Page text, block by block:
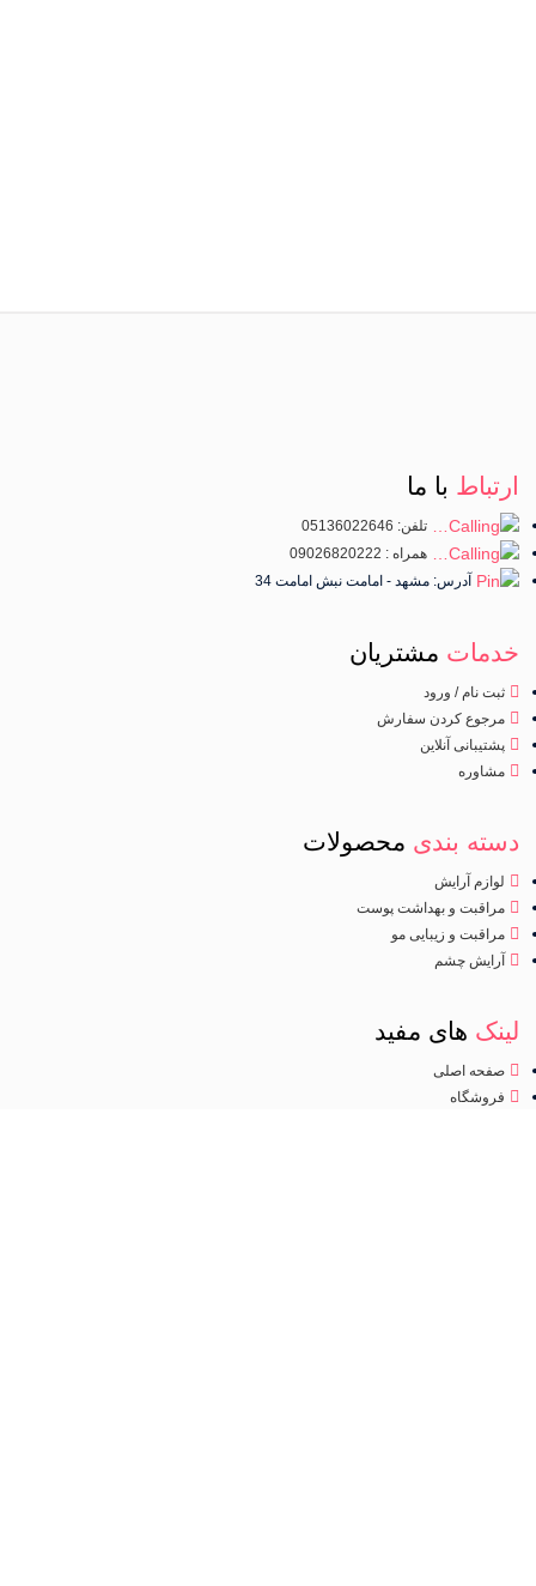
ارتباط با ما
تلفن: 05136022646
همراه : 09026820222
آدرس: مشهد - امامت نبش امامت 34
خدمات مشتریان
ثبت نام / ورود
مرجوع کردن سفارش
پشتیبانی آنلاین
مشاوره
دسته بندی محصولات
لوازم آرایش
مراقبت و بهداشت پوست
مراقبت و زیبایی مو
آرایش چشم
لینک های مفید
صفحه اصلی
فروشگاه